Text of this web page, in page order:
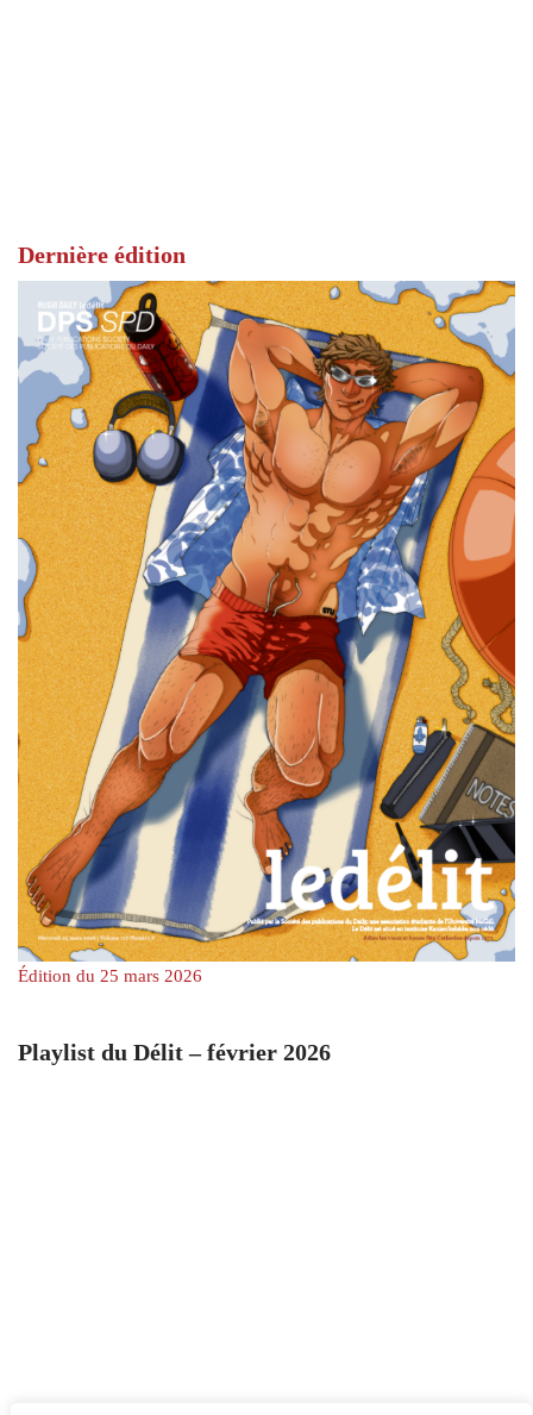
Dernière édition
Édition du 25 mars 2026
Playlist du Délit – février 2026